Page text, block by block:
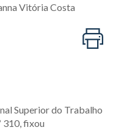
Vitória Costa
Superior do Trabalho
310, fixou